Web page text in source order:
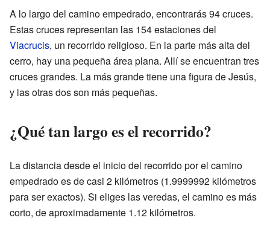
A lo largo del camino empedrado, encontrarás 94 cruces.
Estas cruces representan las 154 estaciones del
Viacrucis, un recorrido religioso. En la parte más alta del
cerro, hay una pequeña área plana. Allí se encuentran tres
cruces grandes. La más grande tiene una figura de Jesús,
y las otras dos son más pequeñas.
¿Qué tan largo es el recorrido?
La distancia desde el inicio del recorrido por el camino
empedrado es de casi 2 kilómetros (1.9999992 kilómetros
para ser exactos). Si eliges las veredas, el camino es más
corto, de aproximadamente 1.12 kilómetros.